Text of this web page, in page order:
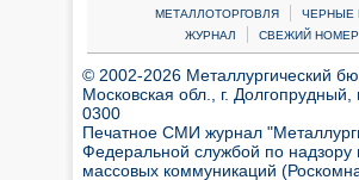
МЕТАЛЛОТОРГОВЛЯ | ЧЕРНЫЕ
ЖУРНАЛ
| СВЕЖИЙ НОМЕР
© 2002-2026 Металлургический
Московская обл., г.
0300
Печатное СМИ журнал
Федеральной службой по
массовых коммуникаций